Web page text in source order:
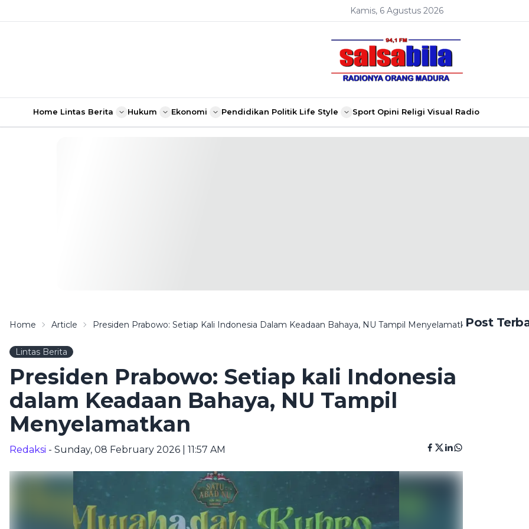
Kamis, 6 Agustus 2026
Home Lintas Berita Hukum Ekonomi Pendidikan Politik Life Style Sport Opini Religi Visual Radio
Home Article Presiden Prabowo: Setiap Kali Indonesia Dalam Keadaan Bahaya, NU Tampil Menyelamatkan
Lintas Berita
Presiden Prabowo: Setiap kali Indonesia
dalam Keadaan Bahaya, NU Tampil
Menyelamatkan
Redaksi - Sunday, 08 February 2026 | 11:57 AM
Post